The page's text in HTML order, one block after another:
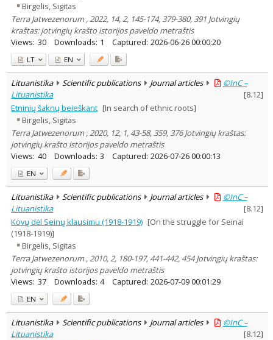
Birgelis, Sigitas
Terra Jatwezenorum , 2022, 14, 2, 145-174, 379-380, 391 Jotvingių
kraštas: jotvingių krašto istorijos paveldo metraštis
Views: 30 Downloads: 1 Captured: 2026-06-26 00:00:20
LT EN
Lituanistika Scientific publications Journal articles
©InC –
Lituanistika
[8.12]
Etninių šaknų beieškant [In search of ethnic roots]
Birgelis, Sigitas
Terra Jatwezenorum , 2020, 12, 1, 43-58, 359, 376 Jotvingių kraštas:
jotvingių krašto istorijos paveldo metraštis
Views: 40 Downloads: 3 Captured: 2026-07-26 00:00:13
EN
Lituanistika Scientific publications Journal articles
©InC –
Lituanistika
[8.12]
Kovų dėl Seinų klausimu (1918-1919) [On the struggle for Seinai
(1918-1919)]
Birgelis, Sigitas
Terra Jatwezenorum , 2010, 2, 180-197, 441-442, 454 Jotvingių kraštas:
jotvingių krašto istorijos paveldo metraštis
Views: 37 Downloads: 4 Captured: 2026-07-09 00:01:29
EN
Lituanistika Scientific publications Journal articles
©InC –
Lituanistika
[8.12]